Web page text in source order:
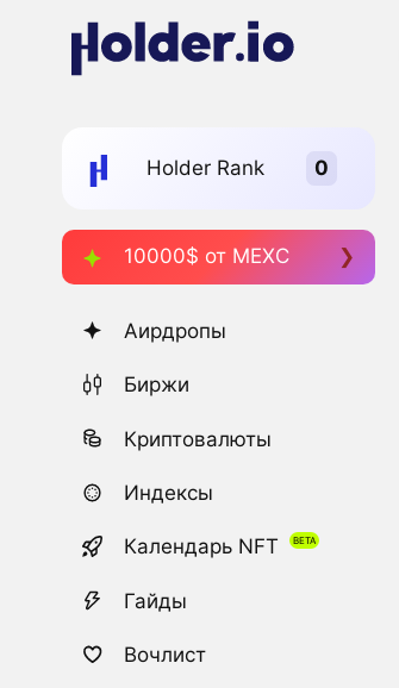
Holder Rank
10000$ от MEXC
Аирдропы
Биржи
Криптовалюты
Индексы
Календарь NFT
Гайды
Вочлист